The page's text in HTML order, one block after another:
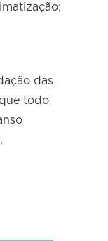
das
todo